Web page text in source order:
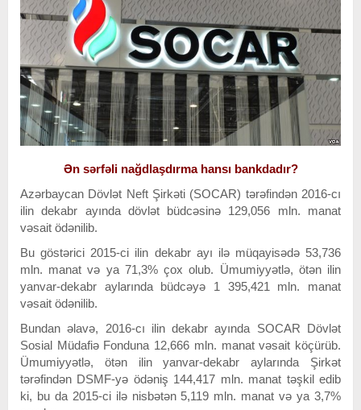
Ən sərfəli nağdlaşdırma hansı bankdadır?
Azərbaycan Dövlət Neft Şirkəti (SOCAR) tərəfindən 2016-cı
ilin dekabr ayında dövlət büdcəsinə 129,056 mln. manat
vəsait ödənilib.
Bu göstərici 2015-ci ilin dekabr ayı ilə müqayisədə 53,736
mln. manat və ya 71,3% çox olub. Ümumiyyətlə, ötən ilin
yanvar-dekabr aylarında büdcəyə 1 395,421 mln. manat
vəsait ödənilib.
Bundan əlavə, 2016-cı ilin dekabr ayında SOCAR Dövlət
Sosial Müdafiə Fonduna 12,666 mln. manat vəsait köçürüb.
Ümumiyyətlə, ötən ilin yanvar-dekabr aylarında Şirkət
tərəfindən DSMF-yə ödəniş 144,417 mln. manat təşkil edib
ki, bu da 2015-ci ilə nisbətən 5,119 mln. manat və ya 3,7%